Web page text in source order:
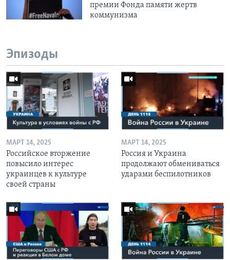
премии Фонда памяти жертв
коммунизма
Эпизоды
МАРТ 14, 2025
Российское вторжение
повысило интерес
украинцев к культуре
своей страны
МАРТ 14, 2025
Россия и Украина
продолжают обмениваться
ударами беспилотников